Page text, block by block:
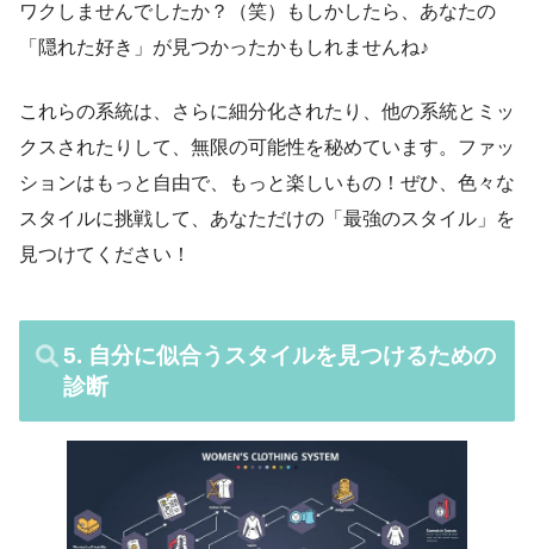
ワクしませんでしたか？（笑）もしかしたら、あなたの
「隠れた好き」が見つかったかもしれませんね♪
これらの系統は、さらに細分化されたり、他の系統とミッ
クスされたりして、無限の可能性を秘めています。ファッ
ションはもっと自由で、もっと楽しいもの！ぜひ、色々な
スタイルに挑戦して、あなただけの「最強のスタイル」を
見つけてください！
5. 自分に似合うスタイルを見つけるための
診断